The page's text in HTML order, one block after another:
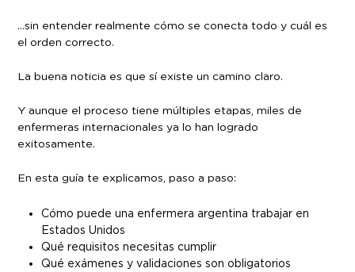
…sin entender realmente cómo se conecta todo y cuál es
el orden correcto.
La buena noticia es que sí existe un camino claro.
Y aunque el proceso tiene múltiples etapas, miles de
enfermeras internacionales ya lo han logrado
exitosamente.
En esta guía te explicamos, paso a paso:
Cómo puede una enfermera argentina trabajar en
Estados Unidos
Qué requisitos necesitas cumplir
Qué exámenes y validaciones son obligatorios